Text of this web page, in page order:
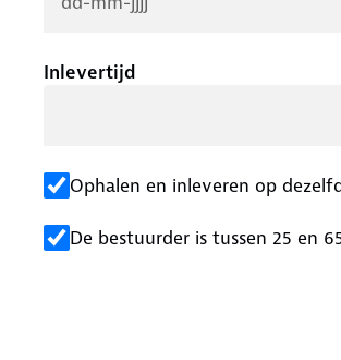
Inlevertijd
Ophalen en inleveren op
De bestuurder is tussen 25 en